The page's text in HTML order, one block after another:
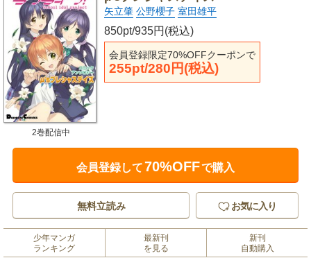
矢立肇 公野櫻子 室田雄平
850pt/935円(税込)
会員登録限定70%OFFクーポンで
255pt/280円(税込)
2巻配信中
会員登録して70%OFFで購入
無料立読み お気に入り
少年マンガ
ランキング
最新刊
を見る
新刊
自動購入